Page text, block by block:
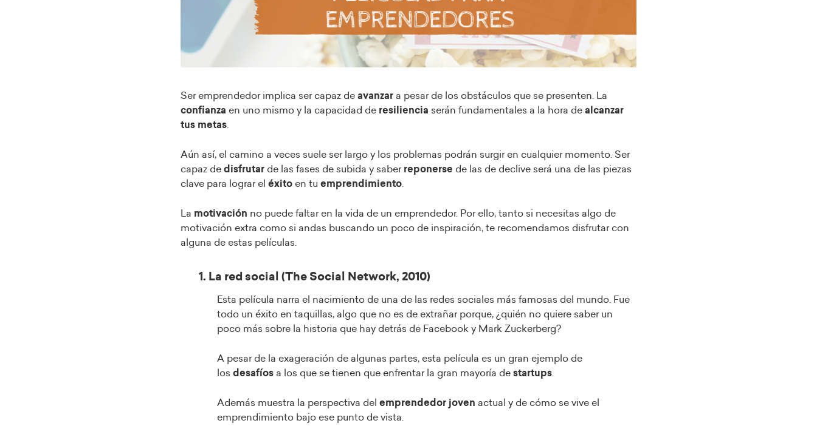
Ser emprendedor implica ser capaz de avanzar a pesar de los obstáculos que se presenten. La
confianza en uno mismo y la capacidad de resiliencia serán fundamentales a la hora de alcanzar
tus metas
Aún así, el camino a veces suele ser largo y los problemas podrán surgir en cualquier momento. Ser
capaz de disfrutar de las fases de subida y saberreponerse de las de declive será una de las piezas
clave para lograr el éxito en tu emprendimiento
La motivación no puede faltar en la vida de un emprendedor. Por ello, tanto si necesitas algo de
motivación extra como si andas buscando un poco de inspiración, te recomendamos disfrutar con
alguna de estas películas.
1. La red social (The Social Network, 2010)
Esta película narra el nacimiento de una de las redes sociales más famosas del mundo. Fue
todo un éxito en taquillas, algo que no es de extrañar porque, ¿quién no quiere saber un
poco más sobre la historia que hay detrás de Facebook y Mark Zuckerberg?
A pesar de la exageración de algunas partes, esta película es un gran ejemplo de
los desafíos a los que se tienen que enfrentar la gran mayoría de startups
Además muestra la perspectiva del emprendedor joven actual y de cómo se vive el
emprendimiento bajo ese punto de vista.